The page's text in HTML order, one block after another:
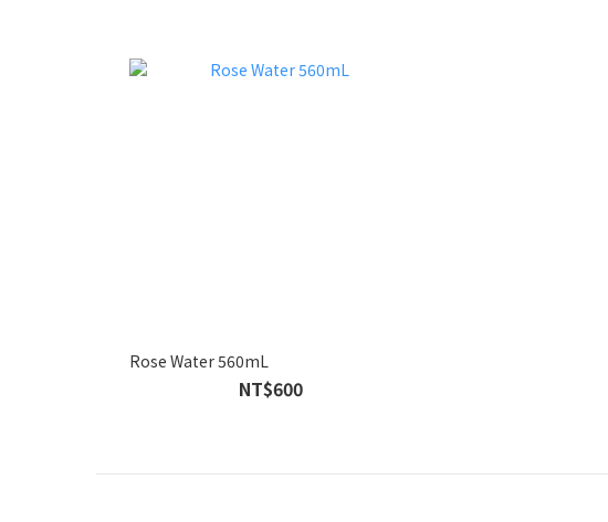
Rose Water 560mL
NT$600